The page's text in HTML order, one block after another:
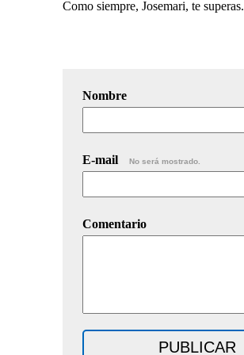
Como siempre, Josemari, te superas.
Nombre
E-mail No será mostrado.
Comentario